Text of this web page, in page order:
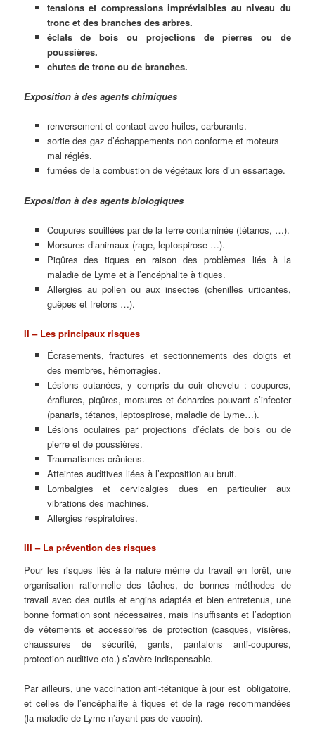
tensions et compressions imprévisibles au niveau du
tronc et des branches des arbres.
éclats de bois ou projections de pierres ou de
poussières.
chutes de tronc ou de branches.
Exposition à des agents chimiques
renversement et contact avec huiles, carburants.
sortie des gaz d’échappements non conforme et moteurs
mal réglés.
fumées de la combustion de végétaux lors d’un essartage.
Exposition à des agents biologiques
Coupures souillées par de la terre contaminée (tétanos, …).
Morsures d’animaux (rage, leptospirose …).
Piqûres des tiques en raison des problèmes liés à la
maladie de Lyme et à l’encéphalite à tiques.
Allergies au pollen ou aux insectes (chenilles urticantes,
guêpes et frelons …).
II – Les principaux risques
Écrasements, fractures et sectionnements des doigts et
des membres, hémorragies.
Lésions cutanées, y compris du cuir chevelu : coupures,
éraflures, piqûres, morsures et échardes pouvant s’infecter
(panaris, tétanos, leptospirose, maladie de Lyme…).
Lésions oculaires par projections d’éclats de bois ou de
pierre et de poussières.
Traumatismes crâniens.
Atteintes auditives liées à l’exposition au bruit.
Lombalgies et cervicalgies dues en particulier aux
vibrations des machines.
Allergies respiratoires.
III – La prévention des risques
Pour les risques liés à la nature même du travail en forêt, une
organisation rationnelle des tâches, de bonnes méthodes de
travail avec des outils et engins adaptés et bien entretenus, une
bonne formation sont nécessaires, mais insuffisants et l’adoption
de vêtements et accessoires de protection (casques, visières,
chaussures de sécurité, gants, pantalons anti-coupures,
protection auditive etc.) s’avère indispensable.
Par ailleurs, une vaccination anti-tétanique à jour est obligatoire,
et celles de l’encéphalite à tiques et de la rage recommandées
(la maladie de Lyme n’ayant pas de vaccin).